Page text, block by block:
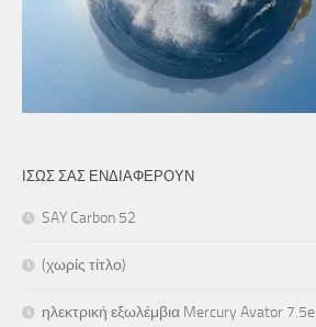
ΊΣΩΣ ΣΑΣ ΕΝΔΙΑΦΈΡΟΥΝ
SAY Carbon 52
(χωρίς τίτλο)
ηλεκτρική εξωλέμβια Mercury Avator 7.5e